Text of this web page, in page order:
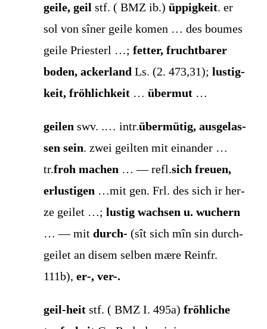
gei­le, geilstf. ( BMZ ib.) üppig­keit. er
sol von sîner gei­le komen … des bou­mes
gei­le Pries­terl …; fet­ter, frucht­ba­rer
boden, acker­landLs. (2. 473,31); lus­tig­
keit, fröh­lich­keit… über­mut …
gei­len swv. .… intr.über­mü­tig, aus­ge­las­
sen sein. zwei geil­ten mit ein­an­der …
tr.froh machen … — refl.sich freu­en,
erlus­ti­gen…mit gen. Frl. des sich ir her­
ze gei­let …; lus­tig wach­sen u. wuchern
… — mit durch- (sît sich mîn sin durch­
gei­let an disem sel­ben mære Rein­fr.
111b), er‑, ver-.
geil-heit stf. ( BMZ I. 495a) fröh­li­che